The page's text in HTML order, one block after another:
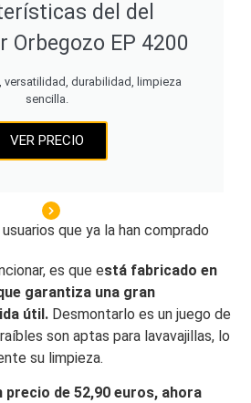
del del
Orbegozo EP 4200
versatilidad, durabilidad, limpieza
sencilla.
VER PRECIO
que ya la han comprado
es que está fabricado en
garantiza una gran
útil. Desmontarlo es un juego de
son aptas para lavavajillas, lo
su limpieza.
precio de 52,90 euros, ahora